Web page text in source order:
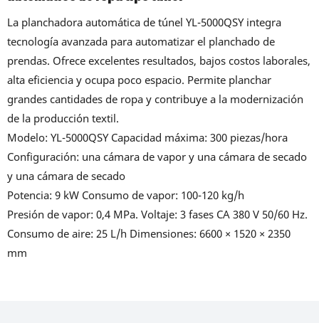
La planchadora automática de túnel YL-5000QSY integra
tecnología avanzada para automatizar el planchado de
prendas. Ofrece excelentes resultados, bajos costos laborales,
alta eficiencia y ocupa poco espacio. Permite planchar
grandes cantidades de ropa y contribuye a la modernización
de la producción textil.
Modelo: YL-5000QSY Capacidad máxima: 300 piezas/hora
Configuración: una cámara de vapor y una cámara de secado
y una cámara de secado
Potencia: 9 kW Consumo de vapor: 100-120 kg/h
Presión de vapor: 0,4 MPa. Voltaje: 3 fases CA 380 V 50/60 Hz.
Consumo de aire: 25 L/h Dimensiones: 6600 × 1520 × 2350
mm